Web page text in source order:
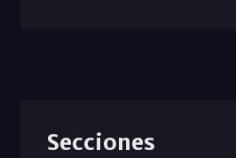
Secciones